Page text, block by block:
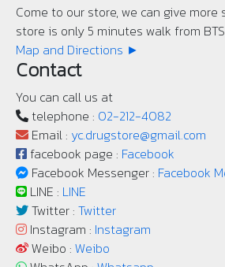
Come to our store, we can give more
store is only 5 minutes walk from
Map and Directions ►
Contact
You can call us at
telephone : 02-212-4082
Email : yc.drugstore@gmail.com
facebook page : Facebook
Facebook Messenger : Facebook
LINE : LINE
Twitter : Twitter
Instagram : Instagram
Weibo : Weibo